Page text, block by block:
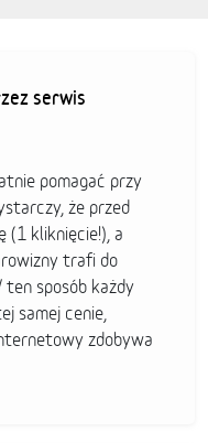
serwis
pomagać przy
że przed
(1 kliknięcie!), a
trafi do
ten sposób każdy
samej cenie,
zdobywa